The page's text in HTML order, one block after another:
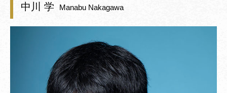
中川 学 Manabu Nakagawa